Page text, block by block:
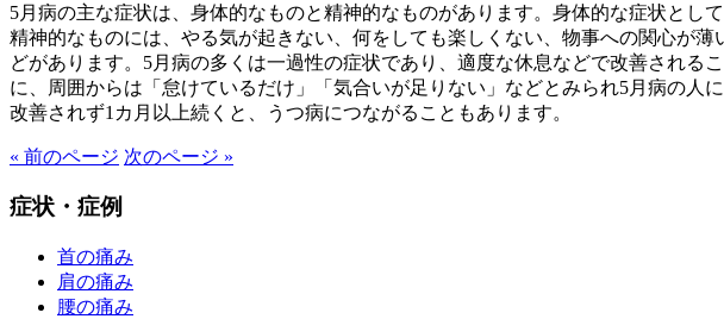
5月病の主な症状は、身体的なものと精神的なものがあります。身体的な症状と
精神的なものには、やる気が起きない、何をしても楽しくない、物事への関心が
どがあります。5月病の多くは一過性の症状であり、適度な休息などで改善され
に、周囲からは「怠けているだけ」「気合いが足りない」などとみられ5月病の
改善されず1カ月以上続くと、うつ病につながることもあります。
« 前のページ 次のページ »
症状・症例
首の痛み
肩の痛み
腰の痛み